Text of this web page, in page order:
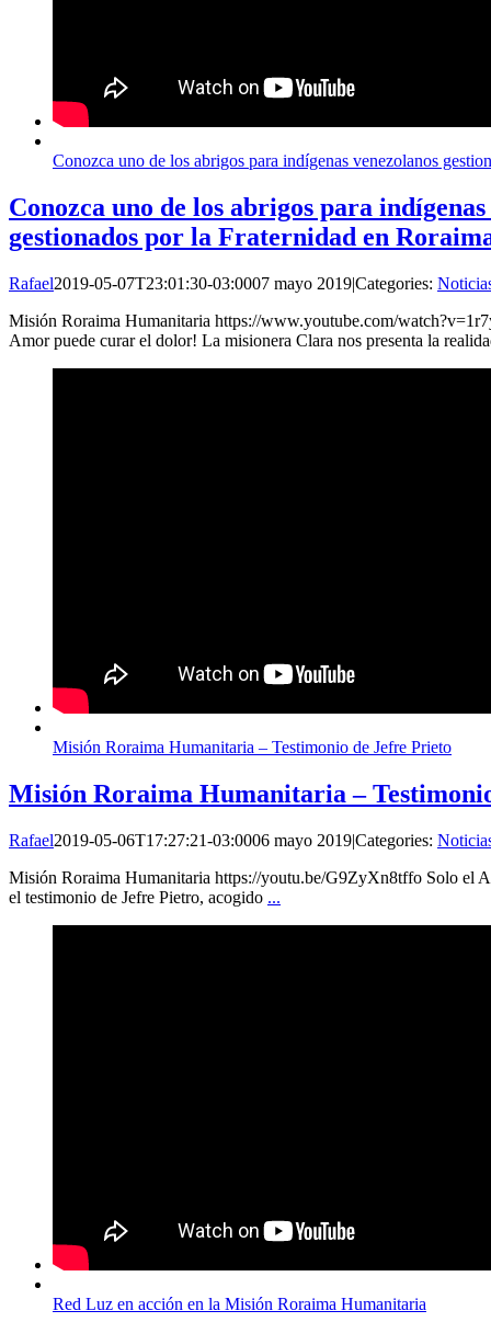
Conozca uno de los abrigos para indígenas venezolanos
Conozca uno de los abrigos para indígenas
gestionados por la Fraternidad en
Rafael2019-05-07T23:01:30-03:0007 mayo 2019|Categories:
Misión Roraima Humanitaria https://www.youtube.com/
Amor puede curar el dolor! La misionera Clara nos presenta la
Misión Roraima Humanitaria – Testimonio de Jefre Prieto
Misión Roraima Humanitaria –
Rafael2019-05-06T17:27:21-03:0006 mayo 2019|Categories:
Misión Roraima Humanitaria https://youtu.be/G9ZyXn8tffo Solo el
el testimonio de Jefre Pietro, acogido ...
Red Luz en acción en la Misión Roraima Humanitaria